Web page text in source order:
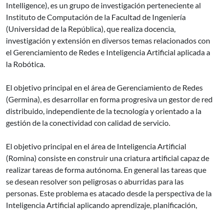
Intelligence), es un grupo de investigación perteneciente al
Instituto de Computación de la Facultad de Ingeniería
(Universidad de la República), que realiza docencia,
investigación y extensión en diversos temas relacionados con
el Gerenciamiento de Redes e Inteligencia Artificial aplicada a
la Robótica.
El objetivo principal en el área de Gerenciamiento de Redes
(Germina), es desarrollar en forma progresiva un gestor de red
distribuido, independiente de la tecnología y orientado a la
gestión de la conectividad con calidad de servicio.
El objetivo principal en el área de Inteligencia Artificial
(Romina) consiste en construir una criatura artificial capaz de
realizar tareas de forma autónoma. En general las tareas que
se desean resolver son peligrosas o aburridas para las
personas. Este problema es atacado desde la perspectiva de la
Inteligencia Artificial aplicando aprendizaje, planificación,